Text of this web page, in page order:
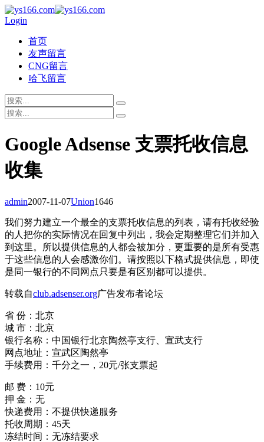
Login
首页
友声留言
CNG留言
哈飞留言
Google Adsense 支票托收信息
收集
admin2007-11-07Union1646
我们努力建立一个最全的支票托收信息的列表，请有托收经验
的人把你的实际情况在回复中列出，我会定期整理它们并加入
到这里。所以提供信息的人都会被加分，更重要的是所有受惠
于这些信息的人会感激你们。请按照以下格式提供信息，即使
是同一银行的不同网点只要是有区别都可以提供。
转载自club.adsenser.org广告发布者论坛
省 份：北京
城 市：北京
银行名称：中国银行北京陶然亭支行、宣武支行
网点地址：宣武区陶然亭
手续费用：千分之一，20元/张支票起
邮 费：10元
押 金：无
快递费用：不提供快递服务
托收周期：45天
冻结时间：无冻结要求